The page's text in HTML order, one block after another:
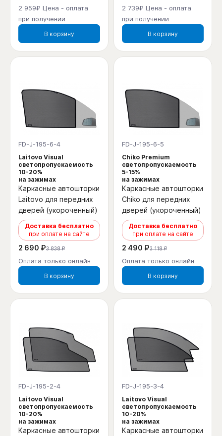
2 959₽ Цена - оплата
при получении
В корзину
2 739₽ Цена - оплата
при получении
В корзину
FD-J-195-6-4
Laitovo Visual
светопропускаемость
10-20%
на зажимах
Каркасные автошторки
Laitovo для передних
дверей (укороченный)
Доставка бесплатно
при оплате на сайте
2 690 ₽3 838 ₽
Оплата только онлайн
В корзину
FD-J-195-6-5
Chiko Premium
светопропускаемость
5-15%
на зажимах
Каркасные автошторки
Chiko для передних
дверей (укороченный)
Доставка бесплатно
при оплате на сайте
2 490 ₽3 118 ₽
Оплата только онлайн
В корзину
FD-J-195-2-4
Laitovo Visual
светопропускаемость
10-20%
на зажимах
Каркасные автошторки
FD-J-195-3-4
Laitovo Visual
светопропускаемость
10-20%
на зажимах
Каркасные автошторки